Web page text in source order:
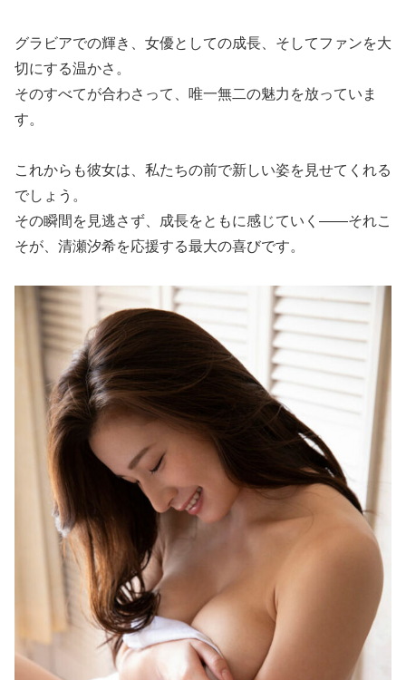
グラビアでの輝き、女優としての成長、そしてファンを大
切にする温かさ。
そのすべてが合わさって、唯一無二の魅力を放っていま
す。
これからも彼女は、私たちの前で新しい姿を見せてくれる
でしょう。
その瞬間を見逃さず、成長をともに感じていく――それこ
そが、清瀬汐希を応援する最大の喜びです。